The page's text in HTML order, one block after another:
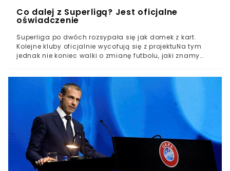
Co dalej z Superligą? Jest oficjalne
oświadczenie
Superliga po dwóch rozsypała się jak domek z kart.
Kolejne kluby oficjalnie wycofują się z projektuNa tym
jednak nie koniec walki o zmianę futbolu, jaki znamy
muszą być kontynuowaneSuperliga oficjalnie
zaprezentowana w niedzielę w nocy. Od samego
początku ten projekt wydawał się kontrowersyjny i
przeciwko niemu stały ligi piłkarskie ramię w ramię z
UEFA i FIFA oraz kibicami.Ci ostatni, szczególnie w Anglii
dali mocny wyraz swojemu niezadowoleniu protestując
pod stadionami swoich ukochanych drużyn. Presja ze
strony władz piłkarskich, kibiców i groźba kolejnych
sankcji spowodowała, że we wtorek z Superligi zaczęły
się wycofywać angielskie zespoły.